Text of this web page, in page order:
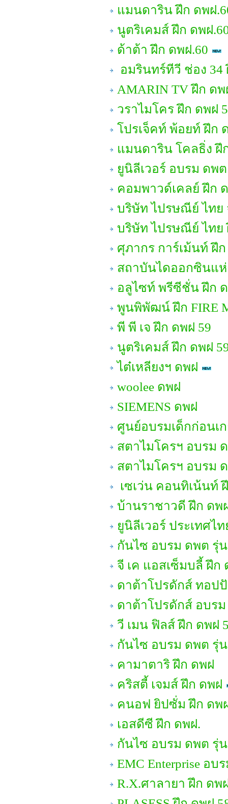
แมนดาริน ฝึก ดพฝ
นูตริเคมส์ ฝึก ดพฝ
ด้าต้า ฝึก ดพฝ.60
อมรินทร์ทีวี ช่อง 34
AMARIN TV ฝึก ดพ
วราไมโคร ฝึก ดพฝ
โปรเจ็คท์ พ้อยท์ ฝึก
แมนดาริน โคลธิ่ง ฝึ
ยูนิลีเวอร์ อบรม ดพต
คอมพาวด์เคลย์ ฝึก
บริษัท ไปรษณีย์ ไทย
บริษัท ไปรษณีย์ ไทย
ศุภากร การ์เม้นท์ ฝึ
สถาบันไดออกซินแห่
อลูไซท์ พรีซีชั่น ฝึก
พูนพิพัฒน์ ฝึก FIRE
พี พี เจ ฝึก ดพฝ 59
นูตริเคมส์ ฝึก ดพฝ
ไต๋เหลียงฯ ดพฝ
woolee ดพฝ
SIEMENS ดพฝ
ศูนย์อบรมเด็กก่อนเ
สตาไมโครฯ อบรม
สตาไมโครฯ อบรม
เซเว่น คอนทิเน้นท์
บ้านราชาวดี ฝึก ดพ
ยูนิลีเวอร์ ประเทศไ
กันไซ อบรม ดพต รุ่
จี เค แอสเซ็มบลี้ ฝึก
ดาต้าโปรดักส์ ทอป
ดาต้าโปรดักส์ อบร
วี เมน ฟิลส์ ฝึก ดพฝ
กันไซ อบรม ดพต รุ่
คามาตาริ ฝึก ดพฝ
คริสตี้ เจมส์ ฝึก ดพฝ
คนอฟ ยิปซั่ม ฝึก ดพ
เอสดีซี ฝึก ดพฝ.
กันไซ อบรม ดพต รุ่
EMC Enterprise อบ
R.X.ศาลายา ฝึก ดพ